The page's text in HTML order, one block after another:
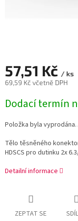
57,51 Kč / ks
69,59 Kč včetně DPH
cena:
Dodací termín
Položka byla
Tělo těsněného
HDSCS pro dutinku 2x
Detailní informace
ZEPTAT SE